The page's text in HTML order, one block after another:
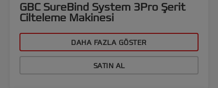
GBC SureBind System 3Pro Şerit
Cilteleme Makinesi
DAHA FAZLA GÖSTER
SATIN AL